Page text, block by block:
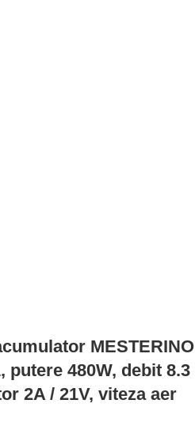
MESTERINO
putere 480W, debit 8.3
2A / 21V, viteza aer